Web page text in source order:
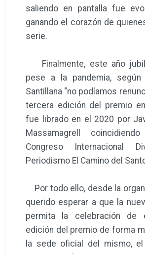
saliendo en pantalla fue
ganando el corazón de
serie.
Finalmente, este año
pese a la pandemia, según
Santillana “no podíamos
tercera edición del premio
fue librado en el 2020 por
Massamagrell
Congreso Internacional
Periodismo El Camino del
Por todo ello, desde la
querido esperar a que la
permita la celebración de
edición del premio de forma
la sede oficial del mismo,